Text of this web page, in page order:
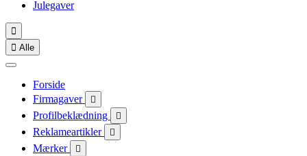
Julegaver

 Alle
Forside
Firmagaver

Profilbeklædning 
Reklameartikler 
Mærker 